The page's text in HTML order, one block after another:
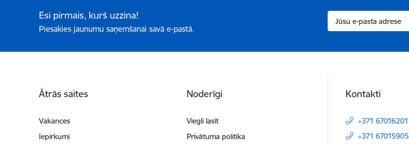
Esi pirmais, kurš uzzina!
Piesakies jaunumu saņemšanai savā e-pastā.
Ātrās saites
Vakances
Iepirkumi
Noderīgi
Viegli lasīt
Privātuma politika
Kontakti
+371 67016201
+371 67015905